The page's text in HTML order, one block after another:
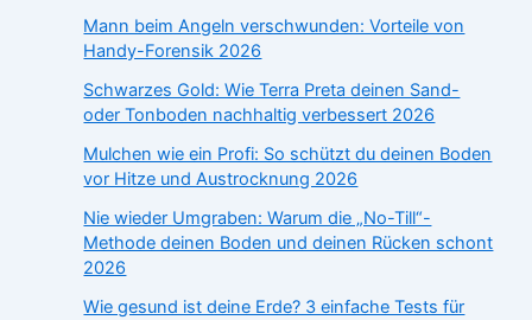
Mann beim Angeln verschwunden: Vorteile von
Handy-Forensik 2026
Schwarzes Gold: Wie Terra Preta deinen Sand-
oder Tonboden nachhaltig verbessert 2026
Mulchen wie ein Profi: So schützt du deinen Boden
vor Hitze und Austrocknung 2026
Nie wieder Umgraben: Warum die „No-Till“-
Methode deinen Boden und deinen Rücken schont
2026
Wie gesund ist deine Erde? 3 einfache Tests für